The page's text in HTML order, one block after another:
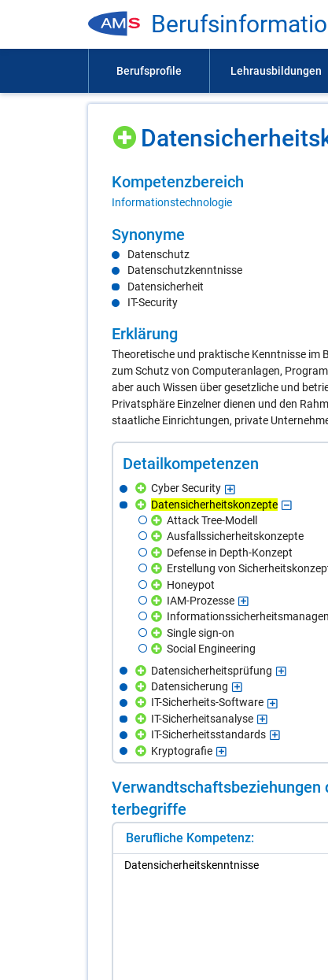
Kom­pe­tenz­be­reich
Informationstechnologie
Syn­ony­me
Datenschutz
Datenschutzkenntnisse
Datensicherheit
IT-Security
Er­klä­rung
Theoretische und praktische Kenntnisse im
zum Schutz von Computeranlagen,
aber auch Wissen über gesetzliche und
Privatsphäre Einzelner dienen und den
staatliche Einrichtungen, private
De­tail­kom­pe­ten­zen
Cyber Security
Datensicherheitskonzepte
Attack Tree-Modell
Ausfallssicherheitskonzepte
Defense in Depth-Konzept
Erstellung von
Honeypot
IAM-Prozesse
Single sign-on
Social Engineering
Datensicherheitsprüfung
Datensicherung
IT-Sicherheits-Software
IT-Sicherheitsanalyse
IT-Sicherheitsstandards
Kryptografie
ter­be­grif­fe
Berufliche Kompetenz:
Da­ten­si­cher­heits­kennt­nis­se